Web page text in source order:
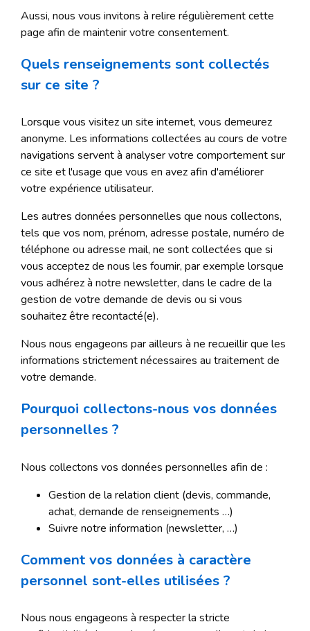
Aussi, nous vous invitons à relire régulièrement cette
page afin de maintenir votre consentement.
Quels renseignements sont collectés
sur ce site ?
Lorsque vous visitez un site internet, vous demeurez
anonyme. Les informations collectées au cours de votre
navigations servent à analyser votre comportement sur
ce site et l'usage que vous en avez afin d'améliorer
votre expérience utilisateur.
Les autres données personnelles que nous collectons,
tels que vos nom, prénom, adresse postale, numéro de
téléphone ou adresse mail, ne sont collectées que si
vous acceptez de nous les fournir, par exemple lorsque
vous adhérez à notre newsletter, dans le cadre de la
gestion de votre demande de devis ou si vous
souhaitez être recontacté(e).
Nous nous engageons par ailleurs à ne recueillir que les
informations strictement nécessaires au traitement de
votre demande.
Pourquoi collectons-nous vos données
personnelles ?
Nous collectons vos données personnelles afin de :
Gestion de la relation client (devis, commande,
achat, demande de renseignements …)
Suivre notre information (newsletter, …)
Comment vos données à caractère
personnel sont-elles utilisées ?
Nous nous engageons à respecter la stricte